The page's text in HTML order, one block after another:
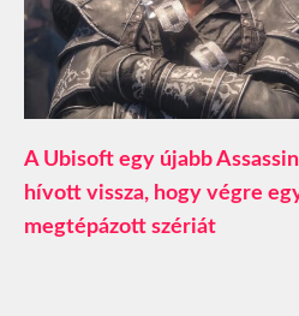
A Ubisoft egy újabb
hívott vissza, hogy végre
megtépázott szériát